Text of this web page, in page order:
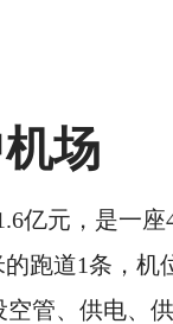
场
亿元，是一
跑道1条，机
空管、供电、